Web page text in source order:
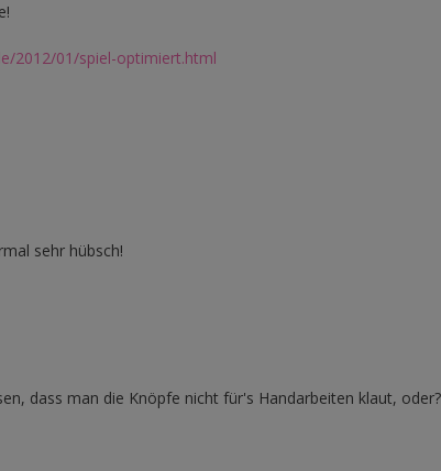
2012/01/spiel-optimiert.html
sehr hübsch!
dass man die Knöpfe nicht für's Handarbeiten klaut, oder?